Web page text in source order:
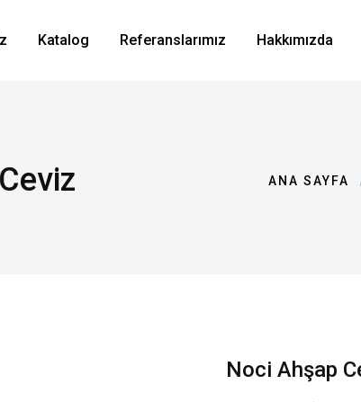
Katalog Referanslarımız Hakkımızda
ANA SAYFA
Noci Ahşap